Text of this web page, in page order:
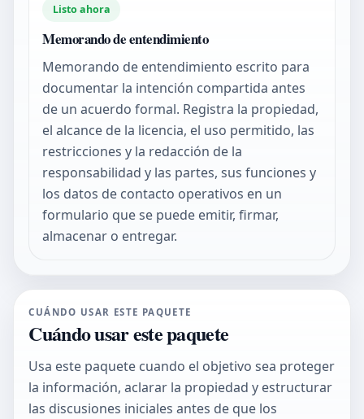
Listo ahora
Memorando de entendimiento
Memorando de entendimiento escrito para
documentar la intención compartida antes
de un acuerdo formal. Registra la propiedad,
el alcance de la licencia, el uso permitido, las
restricciones y la redacción de la
responsabilidad y las partes, sus funciones y
los datos de contacto operativos en un
formulario que se puede emitir, firmar,
almacenar o entregar.
CUÁNDO USAR ESTE PAQUETE
Cuándo usar este paquete
Usa este paquete cuando el objetivo sea proteger
la información, aclarar la propiedad y estructurar
las discusiones iniciales antes de que los